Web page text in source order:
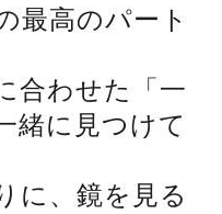
最高のパート
合わせた「一
緒に見つけて
に、鏡を見る